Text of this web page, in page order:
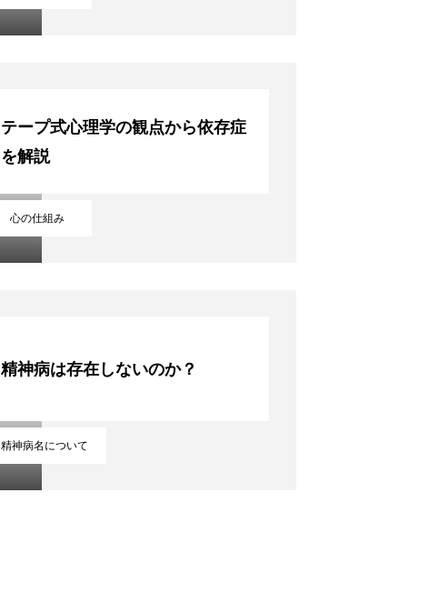
心の仕組み
テープ式心理学の観点から依存症
を解説
精神病名について
精神病は存在しないのか？